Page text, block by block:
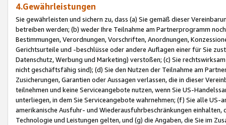
4.Gewährleistungen
Sie gewährleisten und sichern zu, dass (a) Sie gemäß dieser
betreiben werden; (b) weder Ihre Teilnahme am Partnerprogramm
Bestimmungen, Verordnungen, Vorschriften, Anordnungen,
Gerichtsurteile und -beschlüsse oder andere Auflagen einer für Sie
Datenschutz, Werbung und Marketing) verstoßen; (c) Sie
nicht geschäftsfähig sind); (d) Sie den Nutzen der Teilnahme am
Zusicherungen, Garantien oder Aussagen verlassen, die in dieser
teilnehmen und keine Serviceangebote nutzen, wenn Sie US-
unterliegen, in dem Sie Serviceangebote wahrnehmen; (f) Sie alle
amerikanische Ausfuhr- und Wiederausfuhrbeschränkungen
Technologie und Leistungen gelten, und (g) die Angaben, die Sie im